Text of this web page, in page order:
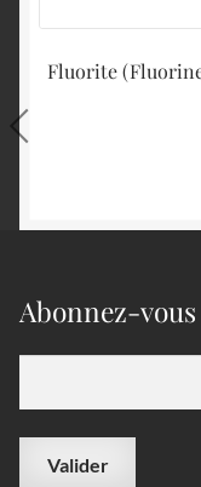
Fluorite
Abonnez-